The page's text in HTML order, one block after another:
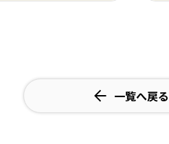
一覧へ戻る